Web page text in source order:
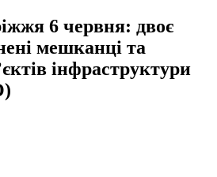
6 червня: двоє
мешканці та
інфраструктури